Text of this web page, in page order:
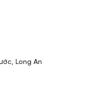
Long An